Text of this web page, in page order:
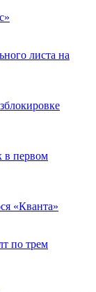
листа на
в первом
«Кванта»
по трем